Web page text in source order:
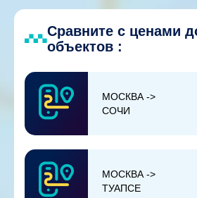
Сравните с ценами
объектов :
МОСКВА ->
СОЧИ
МОСКВА ->
ТУАПСЕ